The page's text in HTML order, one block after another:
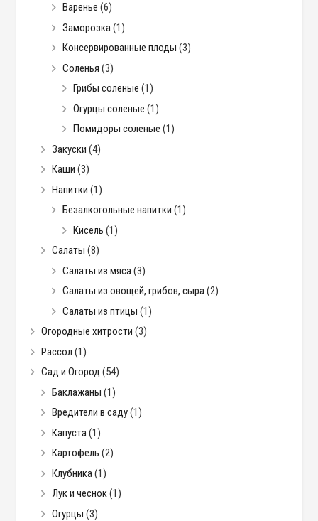
Варенье (6)
Заморозка(1)
Консервированные плоды (3)
Соленья (3)
Грибы соленые (1)
Огурцы соленые (1)
Помидоры соленые (1)
Закуски (4)
Каши (3)
Напитки (1)
Безалкогольные напитки (1)
Кисель (1)
Салаты (8)
Салаты из мяса(3)
Салаты из овощей, грибов, сыра(2)
Салаты из птицы (1)
Огородные хитрости (3)
Рассол (1)
Сад и Огород (54)
Баклажаны (1)
Вредители в саду(1)
Капуста(1)
Картофель (2)
Клубника(1)
Лук и чеснок(1)
Огурцы (3)